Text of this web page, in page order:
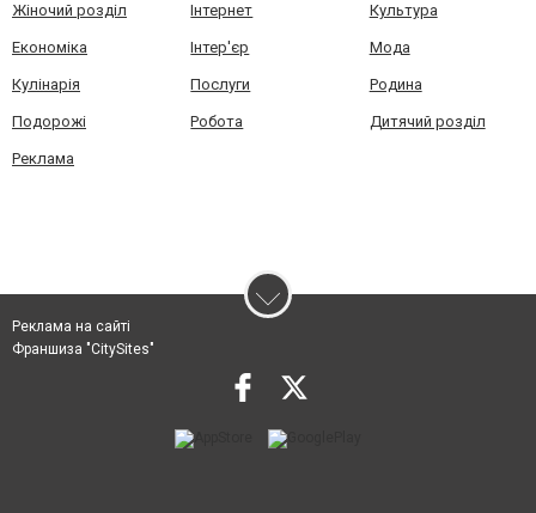
Жіночий розділ Інтернет Культура
Економіка Інтер'єр Мода
Кулінарія Послуги Родина
Подорожі Робота Дитячий розділ
Реклама
Реклама на сайті
Франшиза "CitySites"